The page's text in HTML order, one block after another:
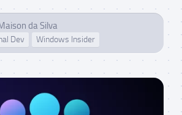
da Silva
Dev Windows Insider